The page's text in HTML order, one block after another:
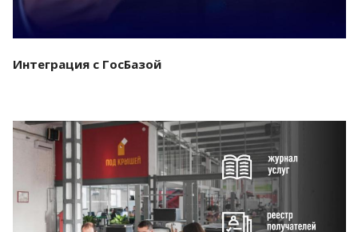
Интеграция с ГосБазой